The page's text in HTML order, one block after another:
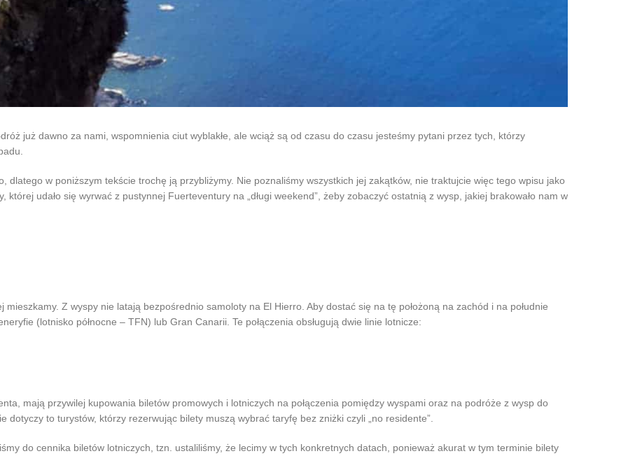
już dawno za nami, wspomnienia ciut wyblakłe, ale wciąż są od czasu do czasu jesteśmy pytani przez tych, którzy
dlatego w poniższym tekście trochę ją przybliżymy. Nie poznaliśmy wszystkich jej zakątków, nie traktujcie więc tego wpisu jako
udało się wyrwać z pustynnej Fuerteventury na „długi weekend”, żeby zobaczyć ostatnią z wysp, jakiej brakowało nam w
Z wyspy nie latają bezpośrednio samoloty na El Hierro. Aby dostać się na tę położoną na zachód i na południe
(lotnisko północne – TFN) lub Gran Canarii. Te połączenia obsługują dwie linie lotnicze:
mają przywilej kupowania biletów promowych i lotniczych na połączenia pomiędzy wyspami oraz na podróże z wysp do
to turystów, którzy rezerwując bilety muszą wybrać taryfę bez zniżki czyli „no residente”.
do cennika biletów lotniczych, tzn. ustaliliśmy, że lecimy w tych konkretnych datach, ponieważ akurat w tym terminie bilety